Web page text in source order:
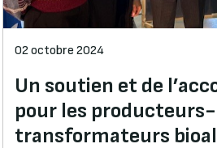
02 octobre 2024
Un soutien et de
pour les producteurs-
transformateurs